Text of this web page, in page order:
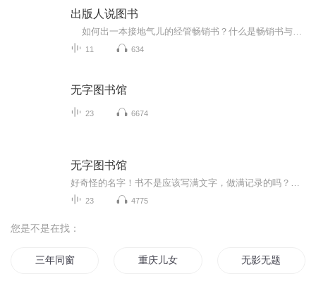
出版人说图书
11 634
无字图书馆
23 6674
无字图书馆
23 4775
您是不是在找：
三年同窗 重庆儿女 无影无题